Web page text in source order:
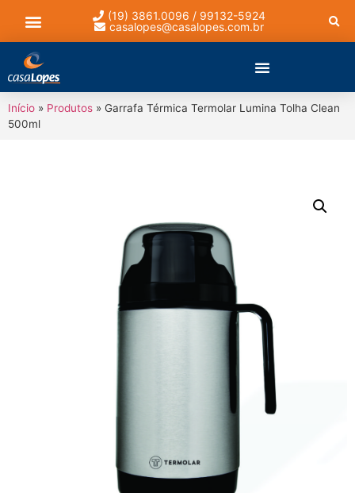
(19) 3861.0096 / 99132-5924
casalopes@casalopes.com.br
Início » Produtos » Garrafa Térmica Termolar Lumina Tolha Clean
500ml